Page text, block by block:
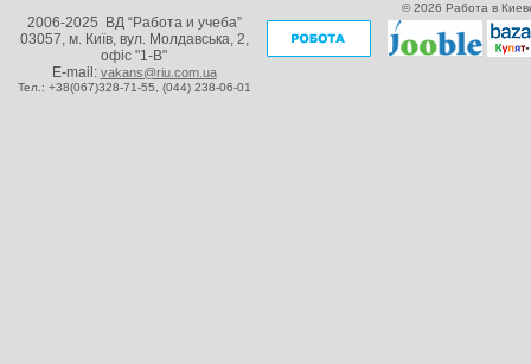
2006-2025 ВД “Работа и учеба”
03057, м. Київ, вул. Молдавська, 2,
офіс "1-В"
E-mail: vakans@riu.com.ua
Тел.: +38(067)328-71-55, (044) 238-06-01
© 2026 Работа в